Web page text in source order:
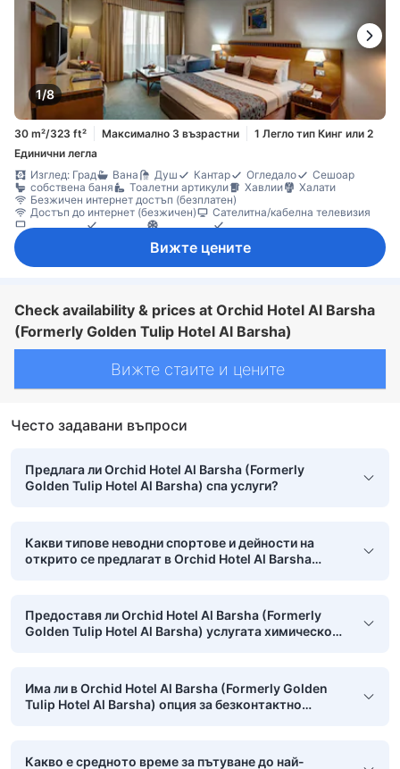
1/8
30 m²/323 ft² Максимално 3 възрастни
1 Легло тип Кинг или 2
Единични легла
Изглед: Град
Вана Душ Кантар Огледало
Сешоар
собствена баня
Тоалетни артикули Хавлии
Халати
Безжичен интернет достъп (безплатен)
Достъп до интернет (безжичен)
Сателитна/кабелна телевизия
Телевизор
Телефон Климатик
Пантофи
Балкон/тераса Бюро Диван
Вижте цените
Check availability & prices at Orchid Hotel Al Barsha
(Formerly Golden Tulip Hotel Al Barsha)
Вижте стаите и цените
Често задавани въпроси
Предлага ли Orchid Hotel Al Barsha (Formerly
Golden Tulip Hotel Al Barsha) спа услуги?
Какви типове неводни спортове и дейности на
открито се предлагат в Orchid Hotel Al Barsha
Предоставя ли Orchid Hotel Al Barsha (Formerly
Golden Tulip Hotel Al Barsha) услугата химическо
Има ли в Orchid Hotel Al Barsha (Formerly Golden
Tulip Hotel Al Barsha) опция за безконтактно
Какво е средното време за пътуване до най-